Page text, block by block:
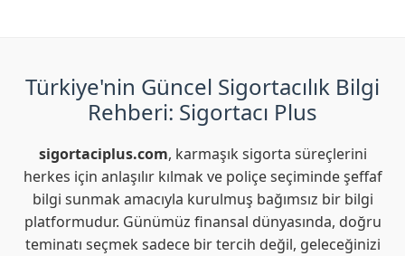
Türkiye'nin Güncel Sigortacılık Bilgi
Rehberi: Sigortacı Plus
sigortaciplus.com, karmaşık sigorta süreçlerini
herkes için anlaşılır kılmak ve poliçe seçiminde şeffaf
bilgi sunmak amacıyla kurulmuş bağımsız bir bilgi
platformudur. Günümüz finansal dünyasında, doğru
teminatı seçmek sadece bir tercih değil, geleceğinizi